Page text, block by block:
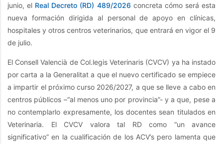
junio, el Real Decreto (RD) 489/2026 concreta cómo será esta
nueva formación dirigida al personal de apoyo en clínicas,
hospitales y otros centros veterinarios, que entrará en vigor el 9
de julio.
El Consell Valencià de Col.legis Veterinaris (CVCV) ya ha instado
por carta a la Generalitat a que el nuevo certificado se empiece
a impartir el próximo curso 2026/2027, a que se lleve a cabo en
centros públicos –“al menos uno por provincia”- y a que, pese a
no contemplarlo expresamente, los docentes sean titulados en
Veterinaria. El CVCV valora tal RD como “un avance
significativo” en la cualificación de los ACV’s pero lamenta que